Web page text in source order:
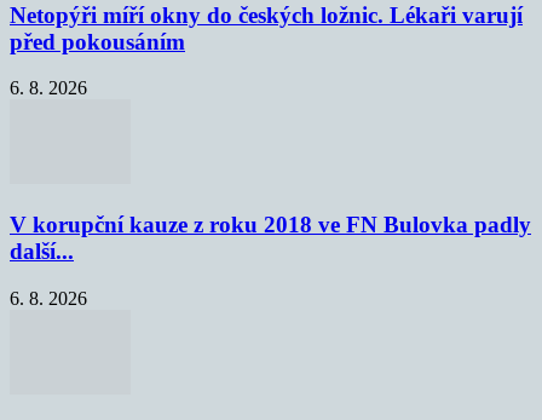
Netopýři míří okny do českých ložnic. Lékaři varují
před pokousáním
6. 8. 2026
V korupční kauze z roku 2018 ve FN Bulovka padly
další...
6. 8. 2026